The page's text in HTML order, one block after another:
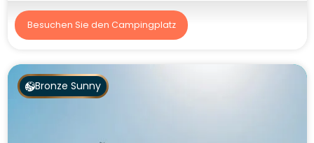
Besuchen Sie den Campingplatz
Bronze Sunny